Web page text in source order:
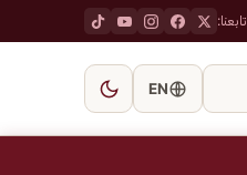
تابعنا:
EN